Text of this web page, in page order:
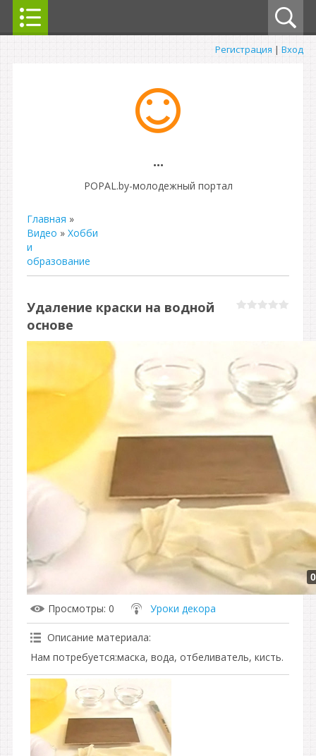
Регистрация | Вход
...
POPAL.by-молодежный портал
Главная »
Видео » Хобби
и
образование
Удаление краски на водной
основе
Просмотры: 0 Уроки декора
Описание материала:
Нам потребуется:маска, вода, отбеливатель, кисть.